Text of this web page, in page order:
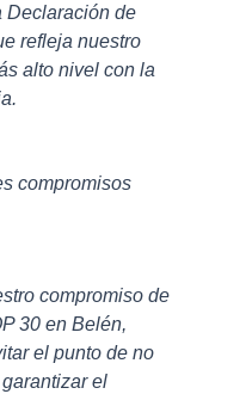
Declaración de
refleja nuestro
alto nivel con la
compromisos
compromiso de
30 en Belén,
el punto de no
el